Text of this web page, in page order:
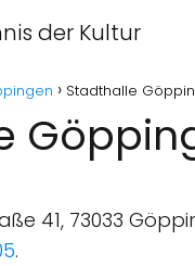
der Kultur
Stadthalle
41, 73033
.